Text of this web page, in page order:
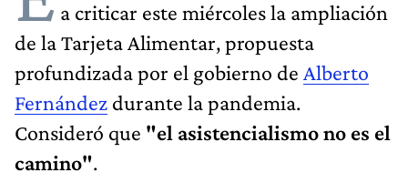
a criticar este miércoles la ampliación
de la Tarjeta Alimentar, propuesta
profundizada por el gobierno de Alberto
Fernández durante la pandemia.
Consideró que "el asistencialismo no es el
camino".